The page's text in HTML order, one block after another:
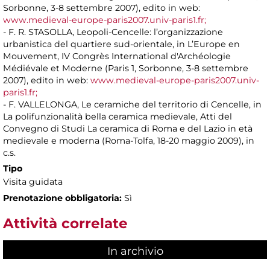
Sorbonne, 3-8 settembre 2007), edito in web:
www.medieval-europe-paris2007.univ-paris1.fr;
- F. R. STASOLLA, Leopoli-Cencelle: l’organizzazione
urbanistica del quartiere sud-orientale, in L’Europe en
Mouvement, IV Congrès International d'Archéologie
Médiévale et Moderne (Paris 1, Sorbonne, 3-8 settembre
2007), edito in web: www.medieval-europe-paris2007.univ-
paris1.fr;
- F. VALLELONGA, Le ceramiche del territorio di Cencelle, in
La polifunzionalità bella ceramica medievale, Atti del
Convegno di Studi La ceramica di Roma e del Lazio in età
medievale e moderna (Roma-Tolfa, 18-20 maggio 2009), in
c.s.
Tipo
Visita guidata
Prenotazione obbligatoria: Sì
Attività correlate
In archivio